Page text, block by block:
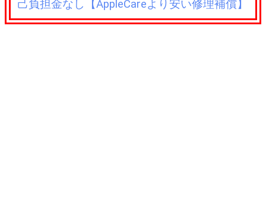
己負担金なし【AppleCareより安い修理補償】